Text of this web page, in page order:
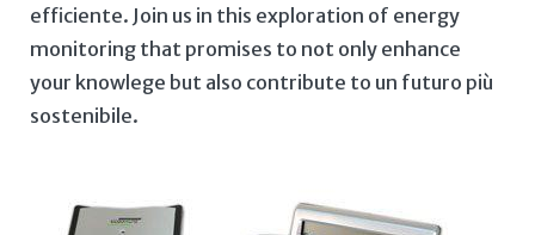
efficiente. Join⁤ us​ in this exploration of energy
monitoring that promises ⁢to not only ‌enhance⁢
your knowlege but ‍also​ contribute to un futuro più
sostenibile.